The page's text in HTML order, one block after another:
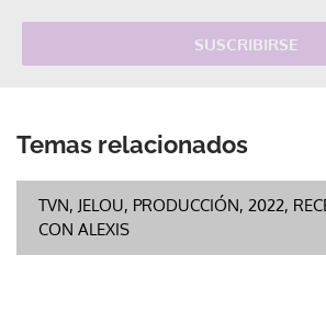
SUSCRIBIRSE
Temas relacionados
TVN, JELOU, PRODUCCIÓN, 2022,
CON ALEXIS